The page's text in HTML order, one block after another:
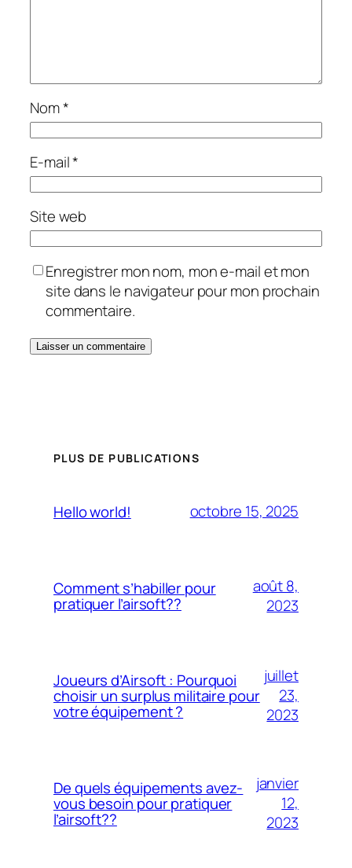
Nom*
E-mail*
Site web
Enregistrer mon nom, mon e-mail et mon
site dans le navigateur pour mon prochain
commentaire.
PLUS DE PUBLICATIONS
Hello world! octobre 15, 2025
Comment s’habiller pour
pratiquer l’airsoft??
août 8,
2023
Joueurs d’Airsoft : Pourquoi
choisir un surplus militaire pour
votre équipement ?
juillet
23,
2023
De quels équipements avez-
vous besoin pour pratiquer
l’airsoft??
janvier
12,
2023